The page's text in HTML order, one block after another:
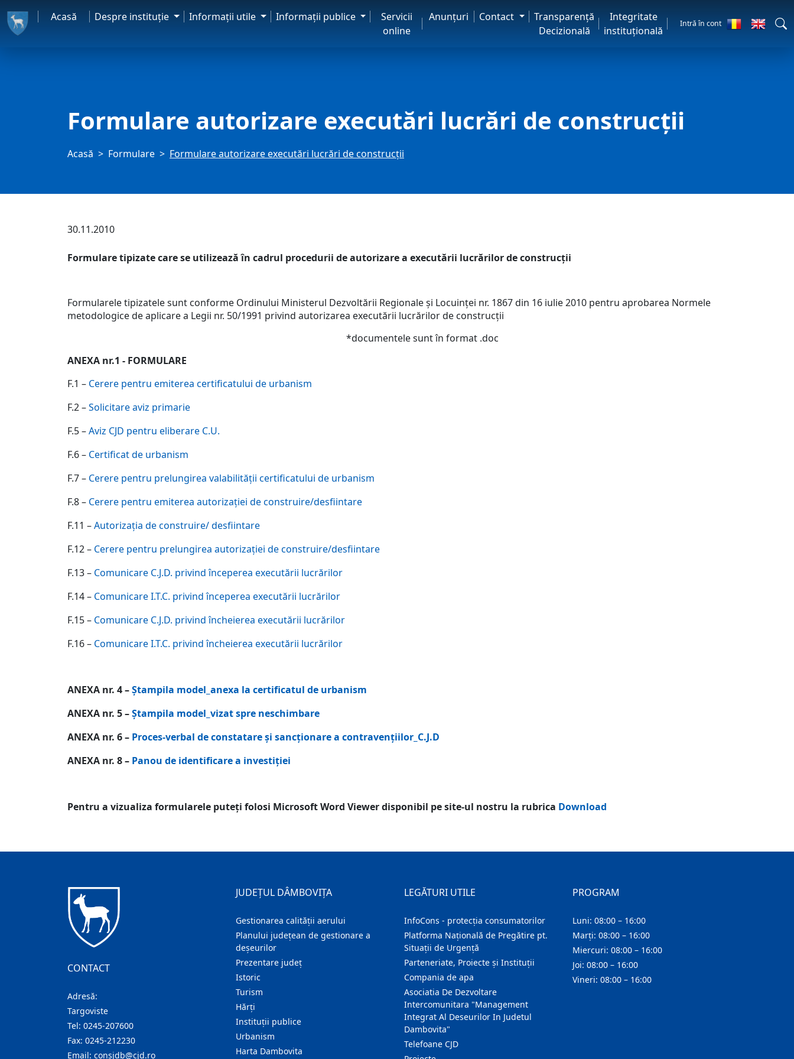
Acasă Despre instituţie Informaţii utile Informaţii publice
Servicii
online
Anunţuri Contact
Transparență
Decizională
Integritate
instituțională
Intră în cont
Formulare autorizare executări lucrări de construcţii
Acasă Formulare Formulare autorizare executări lucrări de construcţii
30.11.2010
Formulare tipizate care se utilizează în cadrul procedurii de autorizare a executării lucrărilor de construcţii
Formularele tipizatele sunt conforme Ordinului Ministerul Dezvoltării Regionale şi Locuinţei nr. 1867 din 16 iulie 2010 pentru aprobarea Normele
metodologice de aplicare a Legii nr. 50/1991 privind autorizarea executării lucrărilor de construcţii
*documentele sunt în format .doc
ANEXA nr.1 - FORMULARE
F.1 – Cerere pentru emiterea certificatului de urbanism
F.2 –Solicitare aviz primarie
F.5 –Aviz CJD pentru eliberare C.U.
F.6 – Certificat de urbanism
F.7 – Cerere pentru prelungirea valabilităţii certificatului de urbanism
F.8 – Cerere pentru emiterea autorizaţiei de construire/desfiintare
F.11 –Autorizaţia de construire/ desfiintare
F.12 – Cerere pentru prelungirea autorizaţiei de construire/desfiintare
F.13 – Comunicare C.J.D. privind începerea executării lucrărilor
F.14 – Comunicare I.T.C. privind începerea executării lucrărilor
F.15 – Comunicare C.J.D. privind încheierea executării lucrărilor
F.16 – Comunicare I.T.C. privind încheierea executării lucrărilor
ANEXA nr. 4 –Ştampila model_anexa la certificatul de urbanism
ANEXA nr. 5 –Ştampila model_vizat spre neschimbare
ANEXA nr. 6 – Proces-verbal de constatare şi sancţionare a contravenţiilor_C.J.D
ANEXA nr. 8 – Panou de identificare a investiţiei
Pentru a vizualiza formularele puteţi folosi Microsoft Word Viewer disponibil pe site-ul nostru la rubrica Download
CONTACT
Adresă:
Targoviste
Tel: 0245-207600
Fax: 0245-212230
Email: consjdb@cjd.ro
JUDEȚUL DÂMBOVIȚA
Gestionarea calității aerului
Planului județean de gestionare a
deșeurilor
Prezentare judeţ
Istoric
Turism
Hărţi
Instituţii publice
Urbanism
Harta Dambovita
LEGĂTURI UTILE
InfoCons - protecția consumatorilor
Platforma Națională de Pregătire pt.
Situații de Urgență
Parteneriate, Proiecte și Instituții
Compania de apa
Asociatia De Dezvoltare
Intercomunitara "Management
Integrat Al Deseurilor In Judetul
Dambovita"
Telefoane CJD
PROGRAM
Luni: 08:00 – 16:00
Marți: 08:00 – 16:00
Miercuri: 08:00 – 16:00
Joi: 08:00 – 16:00
Vineri: 08:00 – 16:00